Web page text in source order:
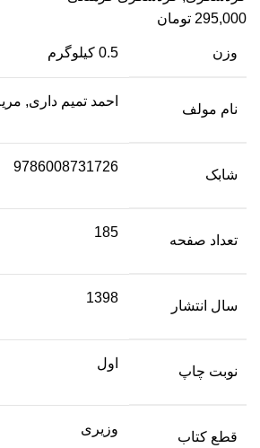
295,000 تومان
وزن 0.5 کیلوگرم
نام مولف
احمد تمیم داری,
شابک
9786008731726
تعداد صفحه
185
سال انتشار
1398
نوبت چاپ
اول
قطع کتاب
وزیری